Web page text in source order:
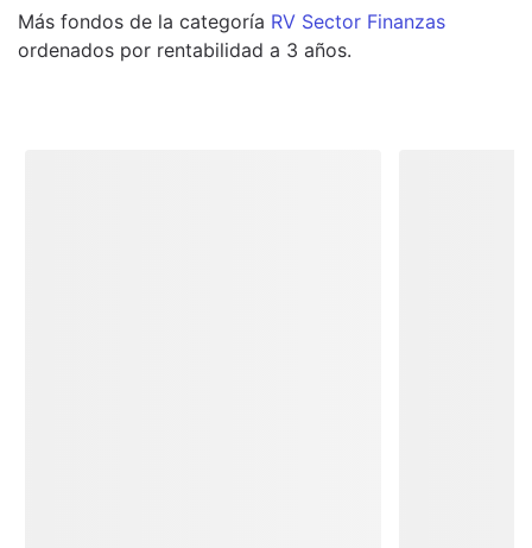
Más fondos de la categoría RV Sector Finanzas
ordenados por rentabilidad a 3 años.